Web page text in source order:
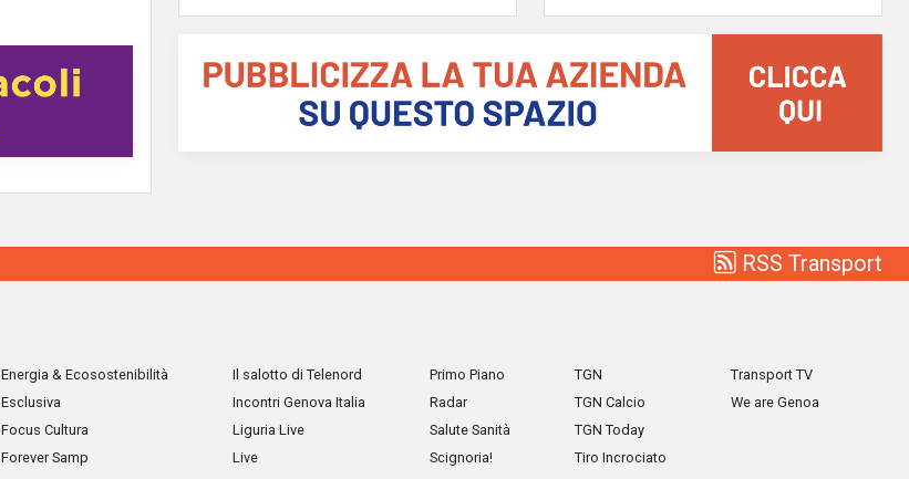
RSS Transport
Energia & Ecosostenibilità
Esclusiva
Focus Cultura
Forever Samp
Il salotto di Telenord
Incontri Genova Italia
Liguria Live
Live
Primo Piano
Radar
Salute Sanità
Scignoria!
TGN
TGN Calcio
TGN Today
Tiro Incrociato
Transport TV
We are Genoa